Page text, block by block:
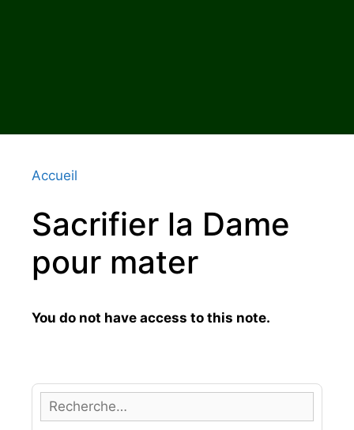
Accueil
Sacrifier la Dame
pour mater
You do not have access to this note.
e